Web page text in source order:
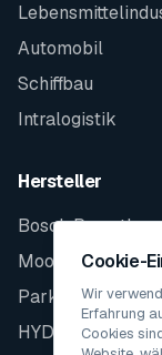
Automobil
Schiffbau
Intralogistik
Hersteller
Bosch Rexroth
Moog
Parker
HYDAC
Cookie-
Wir
Erfahrung
Cookies